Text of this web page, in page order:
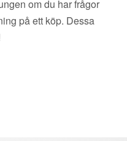
om du har frågor
på ett köp. Dessa